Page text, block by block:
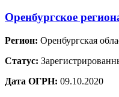
Оренбургское
Регион: Оренбургская
Статус:
Дата ОГРН: 09.10.2020